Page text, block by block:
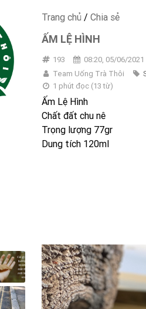
Trang chủ / Chia sẻ
ẤM LỆ HÌNH
193
08:20, 05/06/2021
Team Uống Trà Thôi
1 phút đọc(13từ)
Ấm Lệ Hình
Chất đất chu nê
Trọng lượng 77gr
Dung tích 120ml